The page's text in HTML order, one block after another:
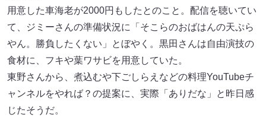
用意した車海老が2000円もしたとのこと。配信を聴いてい
て、ジミーさんの準備状況に「そこらのおばはんの天ぷら
やん。勝負したくない」とぼやく。黒田さんは自由演技の
食材に、フキや葉ワサビを用意していた。
東野さんから、煮込むや下ごしらえなどの料理YouTubeチ
ャンネルをやれば？の提案に、実際「ありだな」と昨日感
じたそうだ。